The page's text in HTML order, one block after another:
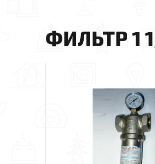
ФИЛЬТР 1